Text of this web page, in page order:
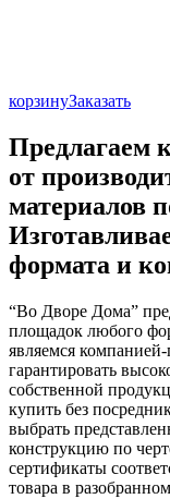
корзинуЗаказать
Предлагаем
от
материалов
формата и
“Во Дворе Дома”
площадок любого
являемся
гарантировать
собственной
купить без
выбрать
конструкцию по
сертификаты
товара в